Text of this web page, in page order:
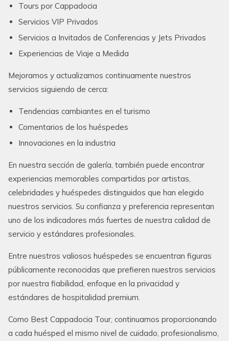
Tours por Cappadocia
Servicios VIP Privados
Servicios a Invitados de Conferencias y Jets Privados
Experiencias de Viaje a Medida
Mejoramos y actualizamos continuamente nuestros
servicios siguiendo de cerca:
Tendencias cambiantes en el turismo
Comentarios de los huéspedes
Innovaciones en la industria
En nuestra sección de galería, también puede encontrar
experiencias memorables compartidas por artistas,
celebridades y huéspedes distinguidos que han elegido
nuestros servicios. Su confianza y preferencia representan
uno de los indicadores más fuertes de nuestra calidad de
servicio y estándares profesionales.
Entre nuestros valiosos huéspedes se encuentran figuras
públicamente reconocidas que prefieren nuestros servicios
por nuestra fiabilidad, enfoque en la privacidad y
estándares de hospitalidad premium.
Como Best Cappadocia Tour, continuamos proporcionando
a cada huésped el mismo nivel de cuidado, profesionalismo,